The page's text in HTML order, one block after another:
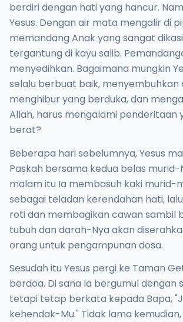
berdiri dengan hati yang hancur.
Yesus. Dengan air mata mengalir di
memandang Anak yang sangat
tergantung di kayu salib.
menyedihkan. Bagaimana mungkin
selalu berbuat baik, menyembuhkan
menghibur yang berduka, dan
Allah, harus mengalami penderitaan
berat?
Beberapa hari sebelumnya, Yesus
Paskah bersama kedua belas murid-
malam itu Ia membasuh kaki murid-
sebagai teladan kerendahan hati,
roti dan membagikan cawan sambil
tubuh dan darah-Nya akan
orang untuk pengampunan dosa.
Sesudah itu Yesus pergi ke Taman
berdoa. Di sana Ia bergumul dengan
tetapi tetap berkata kepada Bapa,
kehendak-Mu." Tidak lama